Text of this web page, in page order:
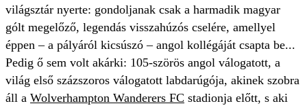
világsztár nyerte: gondoljanak csak a harmadik magyar
gólt megelőző, legendás visszahúzós cselére, amellyel
éppen – a pályáról kicsúszó – angol kollégáját csapta be...
Pedig ő sem volt akárki: 105-szörös angol válogatott, a
világ első százszoros válogatott labdarúgója, akinek szobra
áll a Wolverhampton Wanderers FC stadionja előtt, s aki